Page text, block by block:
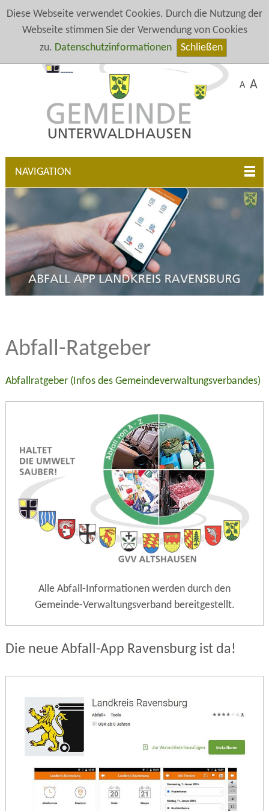
Diese Webseite verwendet Cookies. Durch die Nutzung der
Webseite stimmen Sie der Verwendung von Cookies
zu. Datenschutzinformationen Schließen
A A
NAVIGATION
Abfall-Ratgeber
Abfallratgeber (Infos des Gemeindeverwaltungsverbandes)
Alle Abfall-Informationen werden durch den
Gemeinde-Verwaltungsverband bereitgestellt.
Die neue Abfall-App Ravensburg ist da!